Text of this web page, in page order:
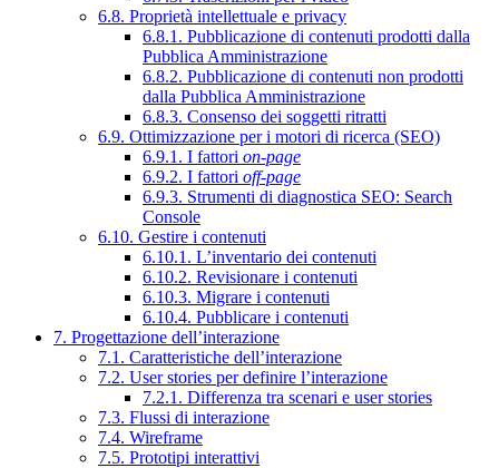
6.8. Proprietà intellettuale e privacy
6.8.1. Pubblicazione di contenuti prodotti dalla
Pubblica Amministrazione
6.8.2. Pubblicazione di contenuti non prodotti
dalla Pubblica Amministrazione
6.8.3. Consenso dei soggetti ritratti
6.9. Ottimizzazione per i motori di ricerca (SEO)
6.9.1. I fattori on-page
6.9.2. I fattori off-page
6.9.3. Strumenti di diagnostica SEO: Search
Console
6.10. Gestire i contenuti
6.10.1. L’inventario dei contenuti
6.10.2. Revisionare i contenuti
6.10.3. Migrare i contenuti
6.10.4. Pubblicare i contenuti
7. Progettazione dell’interazione
7.1. Caratteristiche dell’interazione
7.2. User stories per definire l’interazione
7.2.1. Differenza tra scenari e user stories
7.3. Flussi di interazione
7.4. Wireframe
7.5. Prototipi interattivi